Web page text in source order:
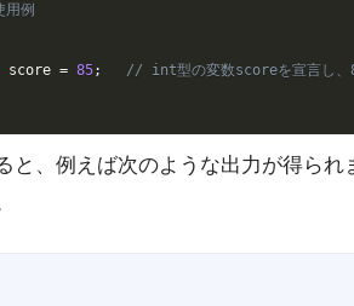
例
score = 85;
// int型の変数scoreを宣言し
と、例えば次のような出力が得ら